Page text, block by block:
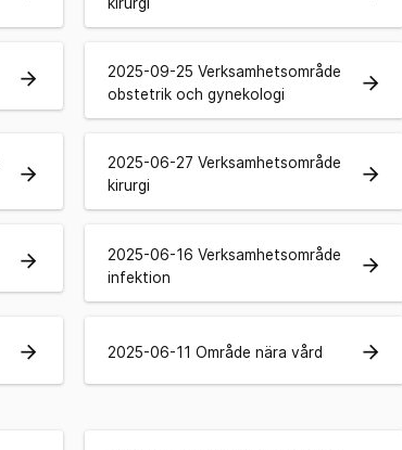
arrow_forward
2025-09-25 Verksamhetsområde
obstetrik och gynekologi
arrow_forward
arrow_forward
2025-06-27 Verksamhetsområde
kirurgi
arrow_forward
arrow_forward
2025-06-16 Verksamhetsområde
infektion
arrow_forward
arrow_forward 2025-06-11 Område nära vård arrow_forward